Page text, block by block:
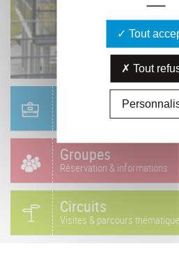
Réservation & informations
Groupes
Réservation & informations
Circuits
Visites & parcours
Tout
Tout